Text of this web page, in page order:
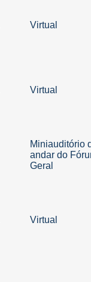
Virtual
Virtual
Miniauditório
andar do
Geral
Virtual